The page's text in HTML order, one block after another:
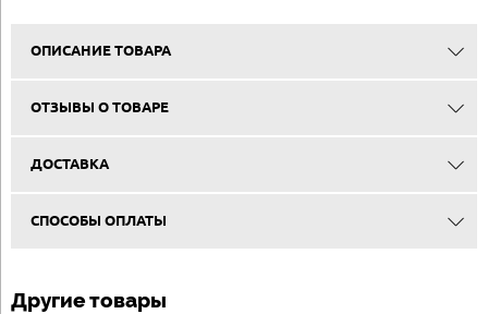
ОПИСАНИЕ ТОВАРА
ОТЗЫВЫ О ТОВАРЕ
ДОСТАВКА
СПОСОБЫ ОПЛАТЫ
Другие товары